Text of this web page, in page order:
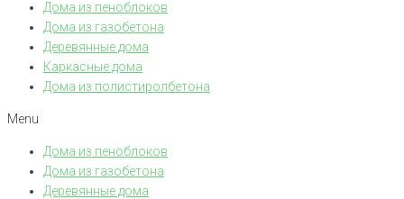
Дома из пеноблоков
Дома из газобетона
Деревянные дома
Каркасные дома
Дома из полистиролбетона
Menu
Дома из пеноблоков
Дома из газобетона
Деревянные дома